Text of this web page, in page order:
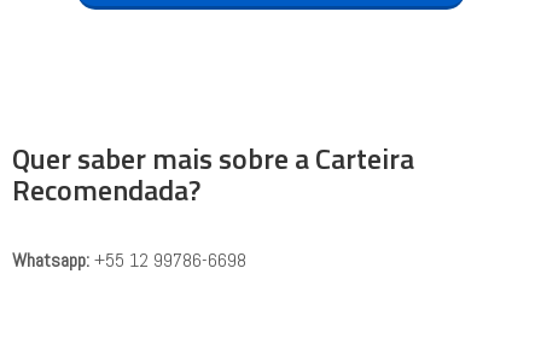
Quer saber mais sobre a Carteira
Recomendada?
Whatsapp:+55 12 99786-6698